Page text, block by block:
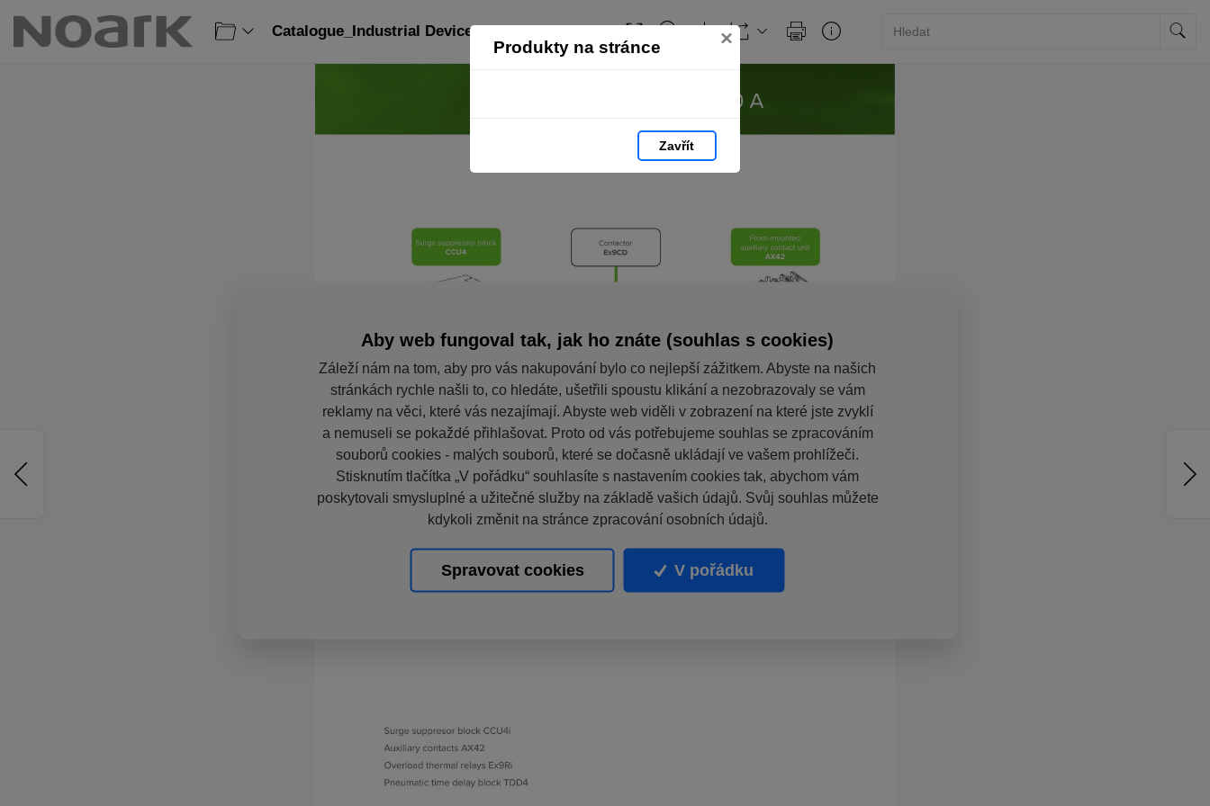
Produkty na stránce ×
Zavřít
Catalogue_Industrial Devices_EN: strana 61
Aby web fungoval tak, jak ho znáte (souhlas s cookies)
Záleží nám na tom, aby pro vás nakupování bylo co nejlepší zážitkem. Abyste na našich
stránkách rychle našli to, co hledáte, ušetřili spoustu klikání a nezobrazovaly se vám
reklamy na věci, které vás nezajímají. Abyste web viděli v zobrazení na které jste zvyklí
a nemuseli se pokaždé přihlašovat. Proto od vás potřebujeme souhlas se zpracováním
souborů cookies - malých souborů, které se dočasně ukládají ve vašem prohlížeči.
Stisknutím tlačítka „V pořádku“ souhlasíte s nastavením cookies tak, abychom vám
poskytovali smysluplné a užitečné služby na základě vašich údajů. Svůj souhlas můžete
kdykoli změnit na stránce zpracování osobních údajů.
Spravovat cookies V pořádku